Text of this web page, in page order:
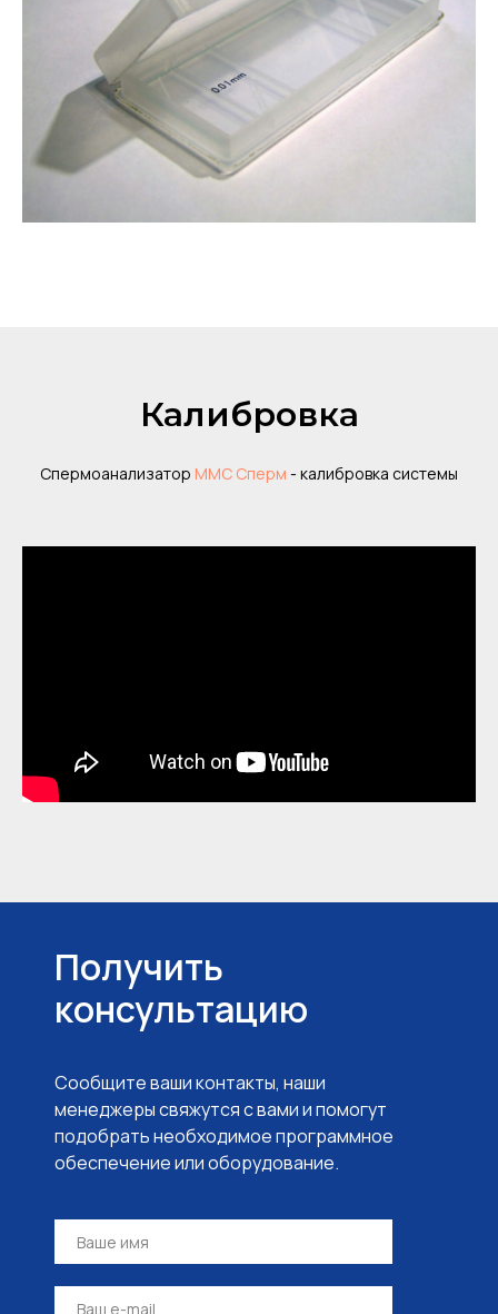
Калибровка
Спермоанализатор ММС Сперм - калибровка системы
Получить
консультацию
Сообщите ваши контакты, наши
менеджеры свяжутся с вами и помогут
подобрать необходимое программное
обеспечение или оборудование.